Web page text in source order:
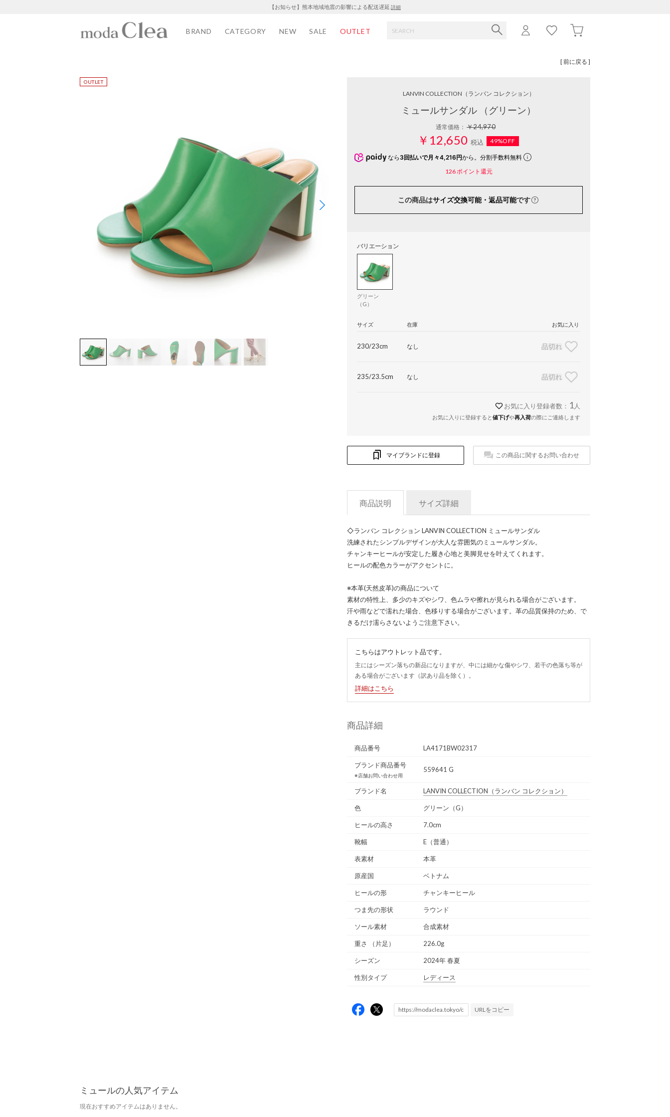
【お知らせ】熊本地域地震の影響による配送遅延 詳細
BRAND CATEGORY NEW SALE OUTLET
[ 前に戻る ]
LANVIN COLLECTION （ランバン コレクション）
ミュールサンダル （グリーン）
通常価格：￥24,970
￥12,650 税込 49%OFF
なら 3回払いで月々4,216円から。分割手数料無料
126ポイント還元
この商品はサイズ交換可能・返品可能です
バリエーション
グリーン
（G）
サイズ 在庫 お気に入り
230/23cm なし 品切れ
235/23.5cm なし 品切れ
お気に入り登録者数： 1 人
お気に入りに登録すると値下げや再入荷の際にご連絡します
マイブランドに登録 この商品に関するお問い合わせ
商品説明 サイズ詳細
◇ランバン コレクション LANVIN COLLECTION ミュールサンダル
洗練されたシンプルデザインが大人な雰囲気のミュールサンダル。
チャンキーヒールが安定した履き心地と美脚見せを叶えてくれます。
ヒールの配色カラーがアクセントに。
※本革(天然皮革)の商品について
素材の特性上、多少のキズやシワ、色ムラや擦れが見られる場合がございます。
汗や雨などで濡れた場合、色移りする場合がございます。革の品質保持のため、で
きるだけ濡らさないようご注意下さい。
こちらはアウトレット品です。
主にはシーズン落ちの新品になりますが、中には細かな傷やシワ、若干の色落ち等が
ある場合がございます（訳あり品を除く）。
詳細はこちら
商品詳細
商品番号 LA4171BW02317
ブランド商品番号
※店舗お問い合わせ用
559641 G
ブランド名 LANVIN COLLECTION （ランバン コレクション）
色 グリーン（G）
ヒールの高さ 7.0cm
靴幅 E（普通）
表素材 本革
原産国 ベトナム
ヒールの形 チャンキーヒール
つま先の形状 ラウンド
ソール素材 合成素材
重さ （片足） 226.0g
シーズン 2024年 春夏
性別タイプ レディース
URLをコピー
ミュールの人気アイテム
現在おすすめアイテムはありません。